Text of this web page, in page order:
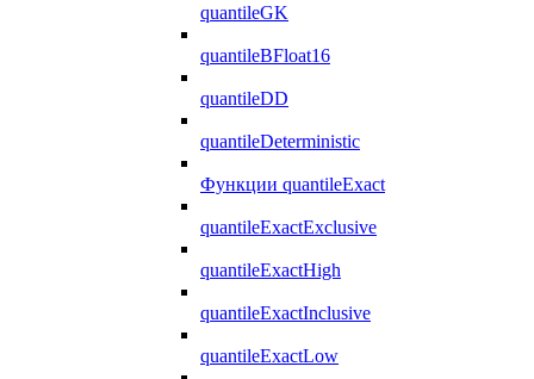
quantileGK
quantileBFloat16
quantileDD
quantileDeterministic
Функции quantileExact
quantileExactExclusive
quantileExactHigh
quantileExactInclusive
quantileExactLow